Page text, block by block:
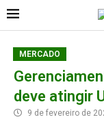
MERCADO
deve atingir
9 de fevereiro de